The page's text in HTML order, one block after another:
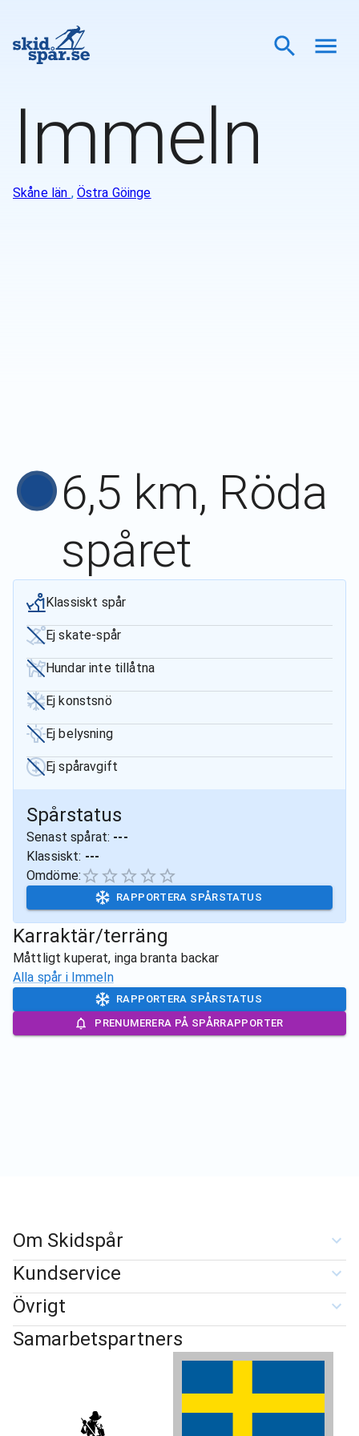
Immeln
Skåne län , Östra Göinge
6,5 km, Röda
spåret
Klassiskt spår
Ej skate-spår
Hundar inte tillåtna
Ej konstsnö
Ej belysning
Ej spåravgift
Spårstatus
Senast spårat: ---
Klassiskt: ---
Omdöme:
RAPPORTERA SPÅRSTATUS
Karraktär/terräng
Måttligt kuperat, inga branta backar
Alla spår i Immeln
RAPPORTERA SPÅRSTATUS
PRENUMERERA PÅ SPÅRRAPPORTER
Om Skidspår
Kundservice
Övrigt
Samarbetspartners